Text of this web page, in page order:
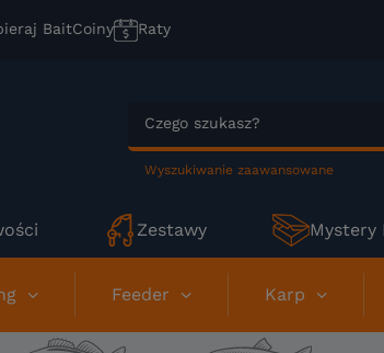
BaitCoiny Raty
Wyszukiwanie zaawansowane
Zestawy Mystery
Feeder Karp